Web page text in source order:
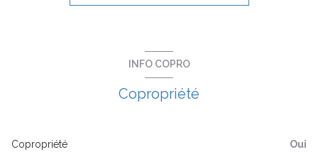
INFO COPRO
Copropriété
Copropriété Oui